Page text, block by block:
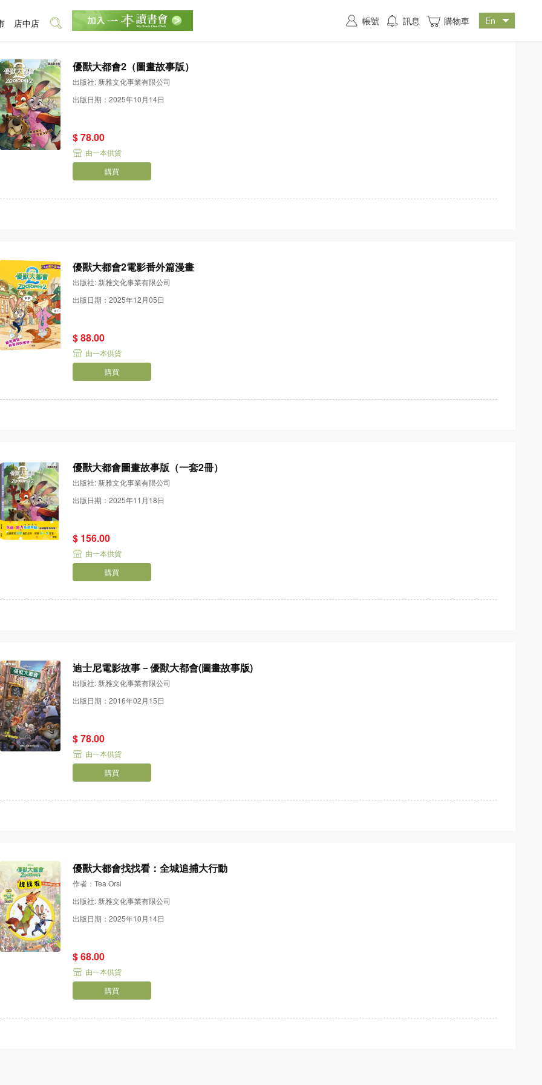
優獸大都會2（圖畫故事版）
出版社: 新雅文化事業有限公司
出版日期：2025年10月14日
$ 78.00
由一本供貨
購買
優獸大都會2電影番外篇漫畫
出版社: 新雅文化事業有限公司
出版日期：2025年12月05日
$ 88.00
由一本供貨
購買
優獸大都會圖畫故事版（一套2冊）
出版社: 新雅文化事業有限公司
出版日期：2025年11月18日
$ 156.00
由一本供貨
購買
迪士尼電影故事－優獸大都會(圖畫故事版)
出版社: 新雅文化事業有限公司
出版日期：2016年02月15日
$ 78.00
由一本供貨
購買
優獸大都會找找看：全城追捕大行動
作者：Tea Orsi
出版社: 新雅文化事業有限公司
出版日期：2025年10月14日
$ 68.00
由一本供貨
購買
店中店 帳號 訊息 購物車